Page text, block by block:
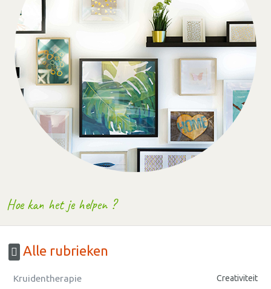
Hoe kan het je helpen ?
Alle rubrieken
Kruidentherapie Creativiteit